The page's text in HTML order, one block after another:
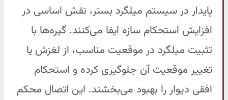
پایدار در سیستم میلگرد بستر، نقش اساسی در
افزایش استحکام سازه ایفا می‌کنند. گیره‌ها با
تثبیت میلگرد در موقعیت مناسب، از لغزش یا
تغییر موقعیت آن جلوگیری کرده و استحکام
افقی دیوار را بهبود می‌بخشند. این اتصال محکم